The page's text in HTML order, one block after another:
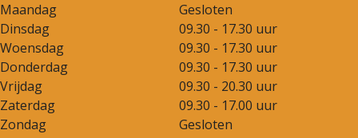
Maandag
Gesloten
Dinsdag
09.30 - 17.30 uur
Woensdag
09.30 - 17.30 uur
Donderdag
09.30 - 17.30 uur
Vrijdag
09.30 - 20.30 uur
Zaterdag
09.30 - 17.00 uur
Zondag
Gesloten